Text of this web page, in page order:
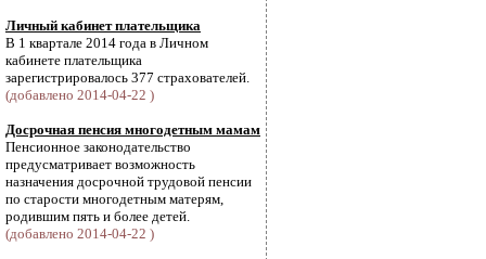
Личный кабинет плательщика
В 1 квартале 2014 года в Личном
кабинете плательщика
зарегистрировалось 377 страхователей.
(добавлено 2014-04-22 )
Досрочная пенсия многодетным мамам
Пенсионное законодательство
предусматривает возможность
назначения досрочной трудовой пенсии
по старости многодетным матерям,
родившим пять и более детей.
(добавлено 2014-04-22 )